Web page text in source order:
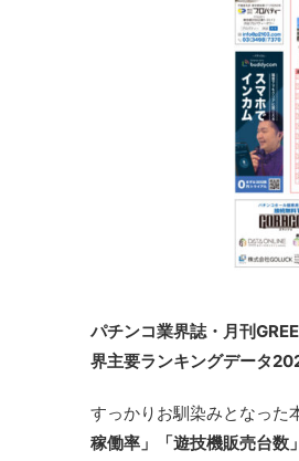
パチンコ業界誌・月刊
界主要ランキングデータ
すっかりお馴染みとなった
稼働率」「遊技機販売台数